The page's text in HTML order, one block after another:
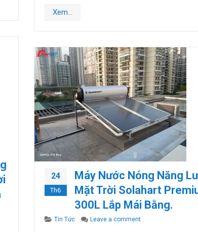
Xem...
nước nóng năng lượng mặt trời tiêu chuẩn Úc phù hợp cho gia đình
24
Th6
Máy Nước Nóng Năng
Mặt Trời Solahart
300L Lắp Mái Bằng.
Categories
Tin Tức Leave a commenton Máy Nước Nóng